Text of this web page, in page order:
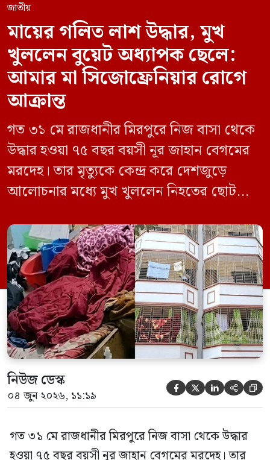
জাতীয়
মায়ের গলিত লাশ উদ্ধার, মুখ
খুললেন বুয়েট অধ্যাপক ছেলে:
আমার মা সিজোফ্রেনিয়ার রোগে
আক্রান্ত
গত ৩১ মে রাজধানীর মিরপুরে নিজ বাসা থেকে
উদ্ধার হওয়া ৭৫ বছর বয়সী নূর জাহান বেগমের
মরদেহ। তার মৃত্যুকে কেন্দ্র করে দেশজুড়ে
আলোচনার মধ্যে মুখ খুললেন নিহতের ছোট
(বুয়েট) অধ্যাপক একেএম আশিকুর রহমান।
তিনি পরিবারের বিরুদ্ধে ছড়ানো বিভিন্ন তথ্যকে
মিথ্যা বলে দাবি করেছেন। বুধবার (৩ জুন)
গণমাধ্যমে দেওয়া বক্তব্যে তিনি এই […]
নিউজ ডেস্ক
০৪ জুন ২০২৬, ১১:১৯     
গত ৩১ মে রাজধানীর মিরপুরে নিজ বাসা থেকে উদ্ধার
হওয়া ৭৫ বছর বয়সী নূর জাহান বেগমের মরদেহ। তার